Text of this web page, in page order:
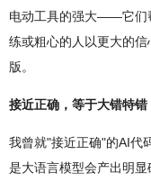
电动工具的强大——它们
练或粗心的人以更大的
版。
接近正确，等于大错特错
我曾就"接近正确"的AI代
是大语言模型会产出明